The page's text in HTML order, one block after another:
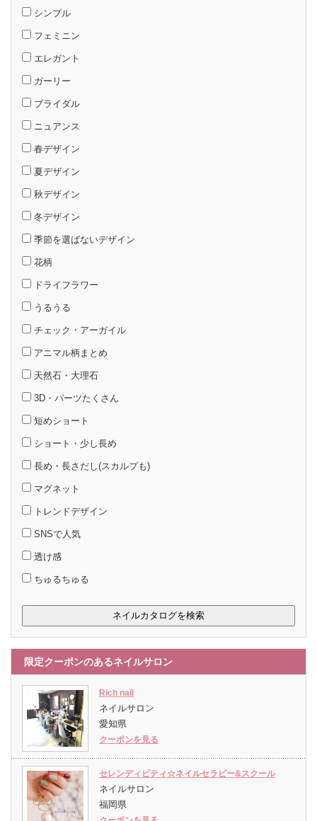
シンプル
フェミニン
エレガント
ガーリー
ブライダル
ニュアンス
春デザイン
夏デザイン
秋デザイン
冬デザイン
季節を選ばないデザイン
花柄
ドライフラワー
うるうる
チェック・アーガイル
アニマル柄まとめ
天然石・大理石
3D・パーツたくさん
短めショート
ショート・少し長め
長め・長さだし(スカルプも)
マグネット
トレンドデザイン
SNSで人気
透け感
ちゅるちゅる
限定クーポンのあるネイルサロン
Rich nail
ネイルサロン
愛知県
クーポンを見る
セレンディピティ☆ネイルセラピー&スクール
ネイルサロン
福岡県